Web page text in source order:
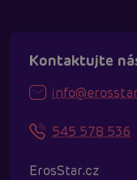
Kontaktujte
545 578 536
ErosStar.cz